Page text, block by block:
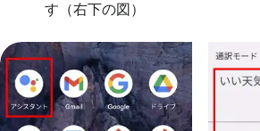
す（右下の図）